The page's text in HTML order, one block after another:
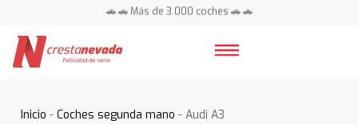
🚗 🚗 Más de 3.000 coches 🚗 🚗
Inicio -Coches segunda mano - Audi A3